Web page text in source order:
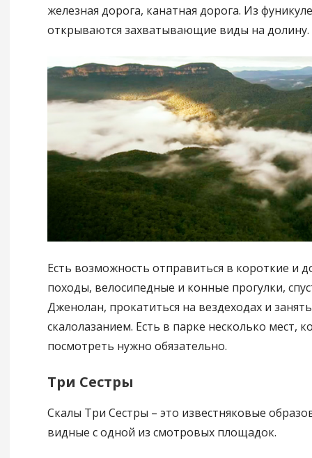
железная дорога, канатная дорога. Из
открываются захватывающие виды на долину.
Есть возможность отправиться в короткие и
походы, велосипедные и конные прогулки,
Дженолан, прокатиться на вездеходах и
скалолазанием. Есть в парке несколько мест,
посмотреть нужно обязательно.
Три Сестры
Скалы Три Сестры – это известняковые
видные с одной из смотровых площадок.